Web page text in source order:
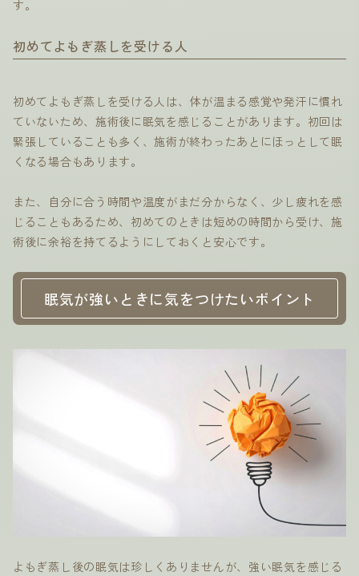
す。
初めてよもぎ蒸しを受ける人
初めてよもぎ蒸しを受ける人は、体が温まる感覚や発汗に慣れ
ていないため、施術後に眠気を感じることがあります。初回は
緊張していることも多く、施術が終わったあとにほっとして眠
くなる場合もあります。
また、自分に合う時間や温度がまだ分からなく、少し疲れを感
じることもあるため、初めてのときは短めの時間から受け、施
術後に余裕を持てるようにしておくと安心です。
眠気が強いときに気をつけたいポイント
よもぎ蒸し後の眠気は珍しくありませんが、強い眠気を感じる